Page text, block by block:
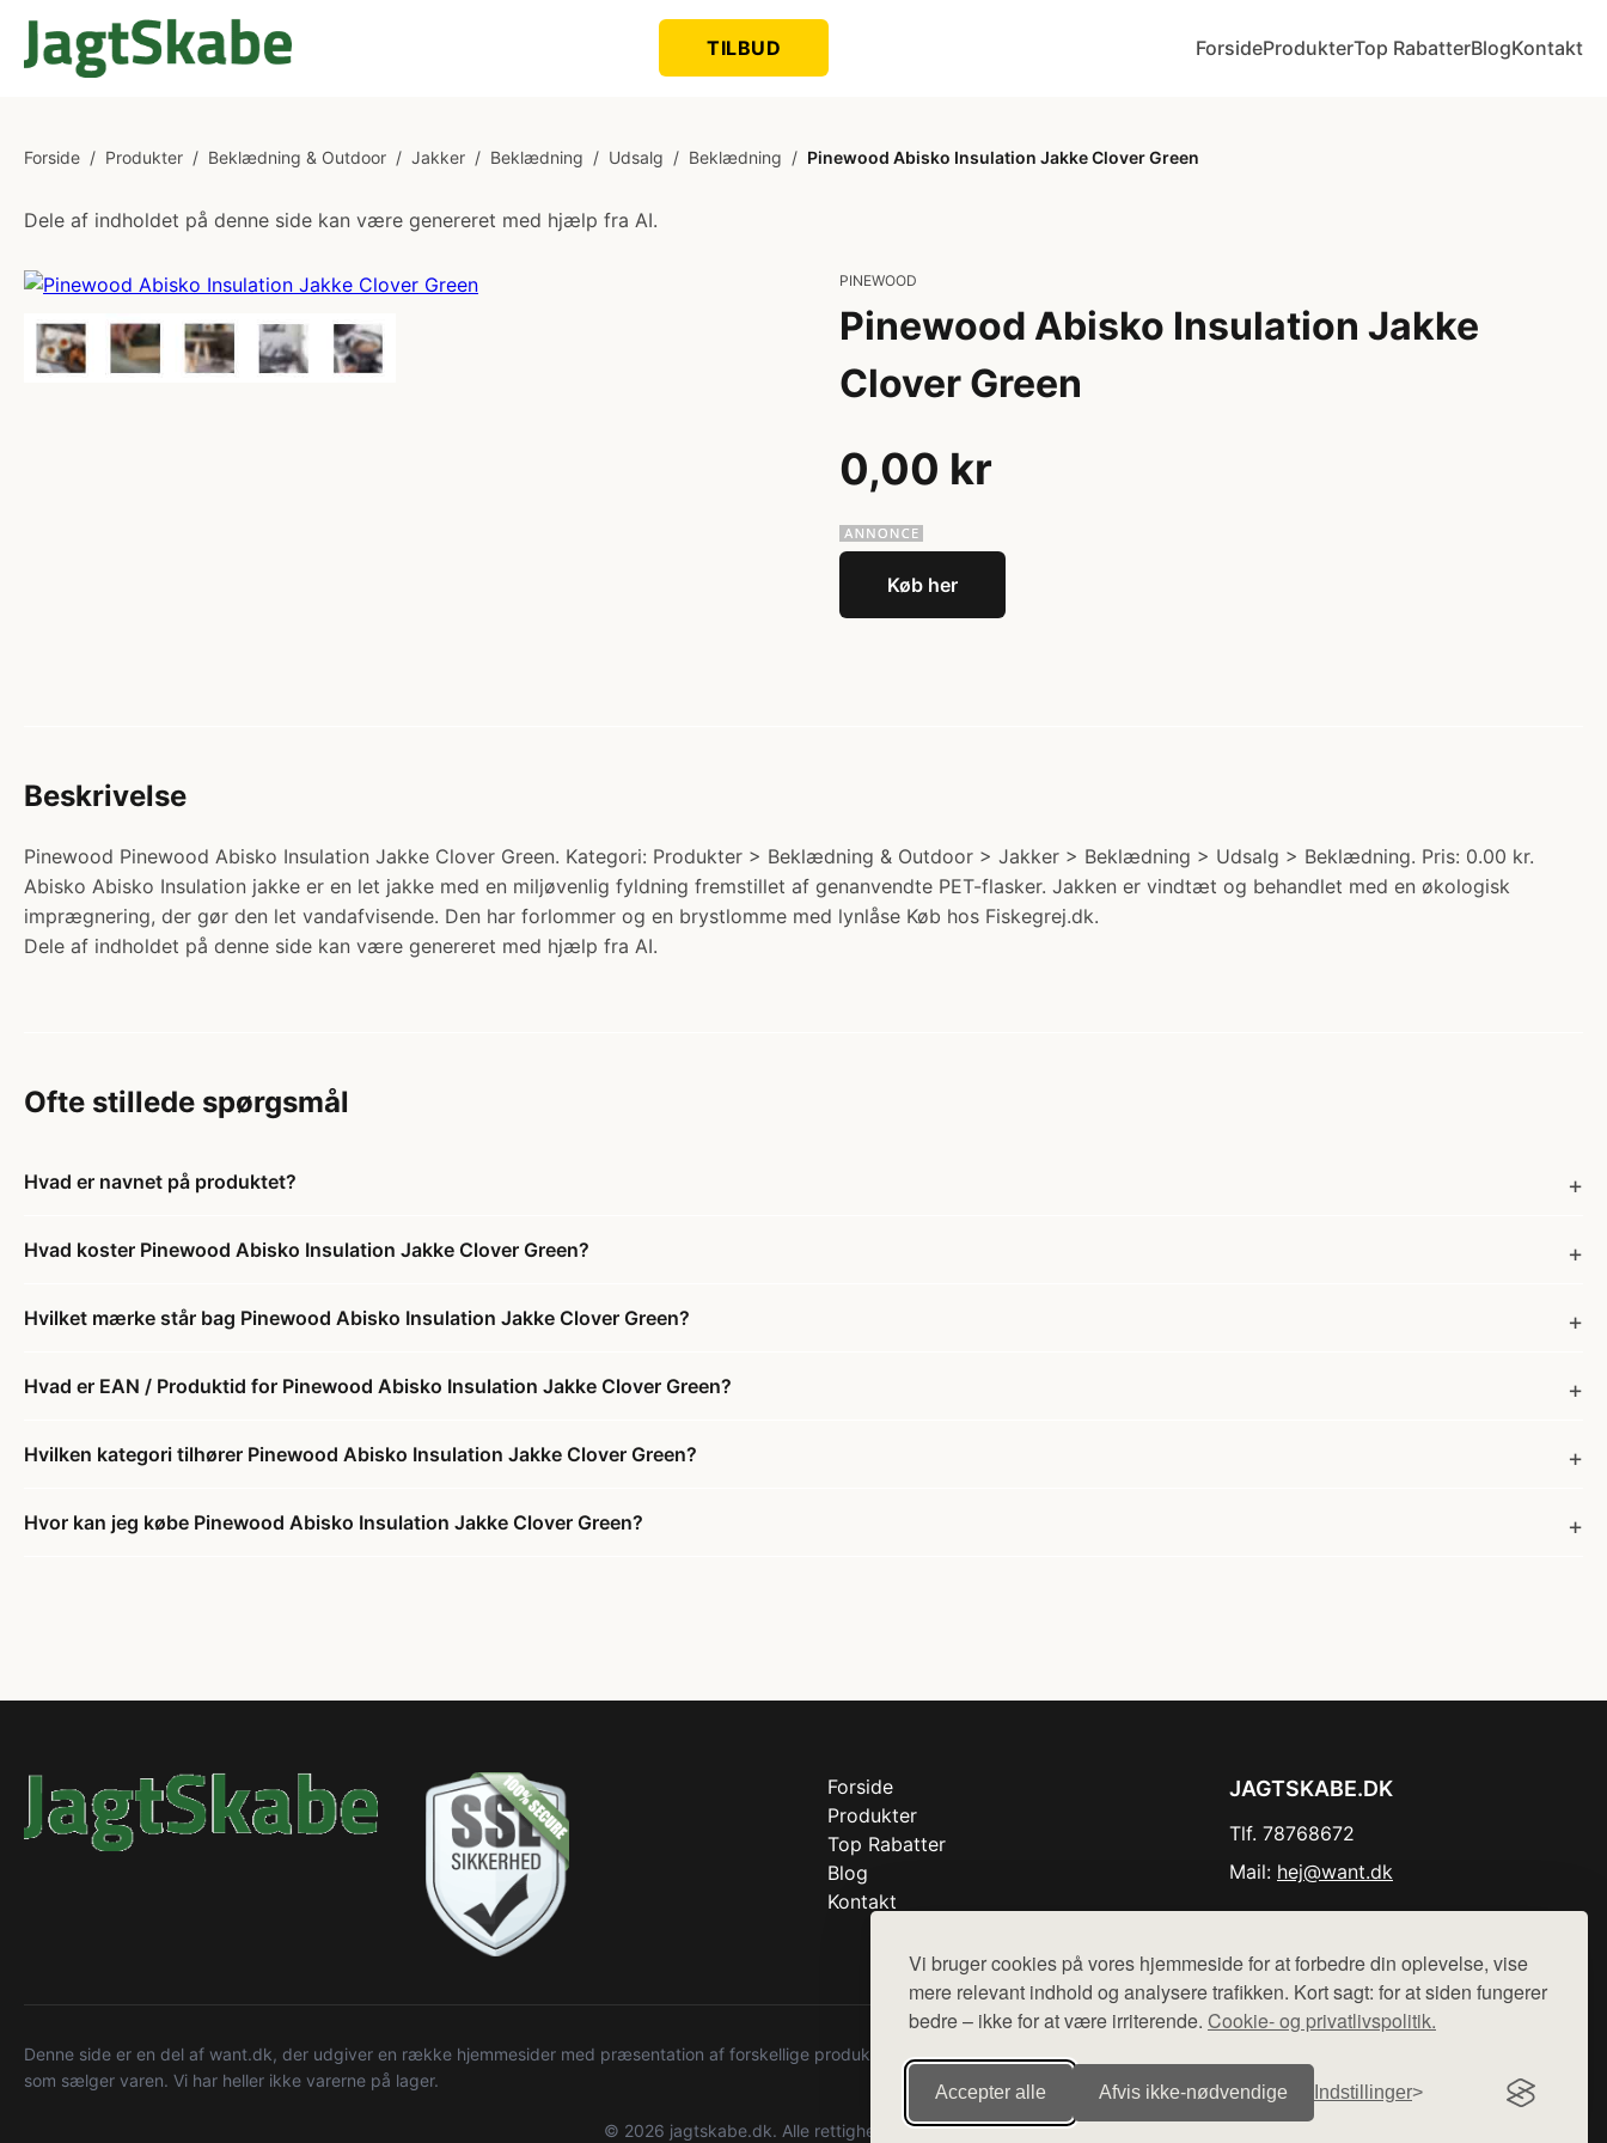
Vi bruger cookies på vores hjemmeside for at forbedre din oplevelse, vise
mere relevant indhold og analysere trafikken. Kort sagt: for at siden fungerer
bedre – ikke for at være irriterende. Cookie- og privatlivspolitik.
Accepter alle Afvis ikke‑nødvendige Indstillinger
TILBUD ForsideProdukterTop RabatterBlogKontakt
Forside / Produkter / Beklædning & Outdoor / Jakker / Beklædning / Udsalg / Beklædning / Pinewood Abisko Insulation Jakke Clover Green
Dele af indholdet på denne side kan være genereret med hjælp fra AI.
PINEWOOD
Pinewood Abisko Insulation Jakke
Clover Green
0,00 kr
Køb her
Beskrivelse
Pinewood Pinewood Abisko Insulation Jakke Clover Green. Kategori: Produkter > Beklædning & Outdoor > Jakker > Beklædning > Udsalg > Beklædning. Pris: 0.00 kr.
Abisko Abisko Insulation jakke er en let jakke med en miljøvenlig fyldning fremstillet af genanvendte PET-flasker. Jakken er vindtæt og behandlet med en økologisk
imprægnering, der gør den let vandafvisende. Den har forlommer og en brystlomme med lynlåse Køb hos Fiskegrej.dk.
Dele af indholdet på denne side kan være genereret med hjælp fra AI.
Ofte stillede spørgsmål
Hvad er navnet på produktet?
Hvad koster Pinewood Abisko Insulation Jakke Clover Green?
Hvilket mærke står bag Pinewood Abisko Insulation Jakke Clover Green?
Hvad er EAN / Produktid for Pinewood Abisko Insulation Jakke Clover Green?
Hvilken kategori tilhører Pinewood Abisko Insulation Jakke Clover Green?
Hvor kan jeg købe Pinewood Abisko Insulation Jakke Clover Green?
Forside
Produkter
Top Rabatter
Blog
Kontakt
JAGTSKABE.DK
Tlf. 78768672
Mail: hej@want.dk
Denne side er en del af want.dk, der udgiver en række hjemmesider med præsentation af forskellige produkter fra diverse webshops. Der sælges ikke varer fra denne side - vi henviser til de shops,
som sælger varen. Vi har heller ikke varerne på lager.
© 2026 jagtskabe.dk. Alle rettigheder forbeholdes.